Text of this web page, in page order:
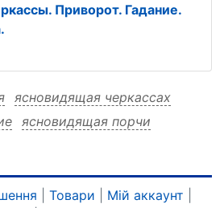
Приворот. Гадание.
ясновидящая черкассах
ясновидящая порчи
черкассах
Товари Мій аккаунт